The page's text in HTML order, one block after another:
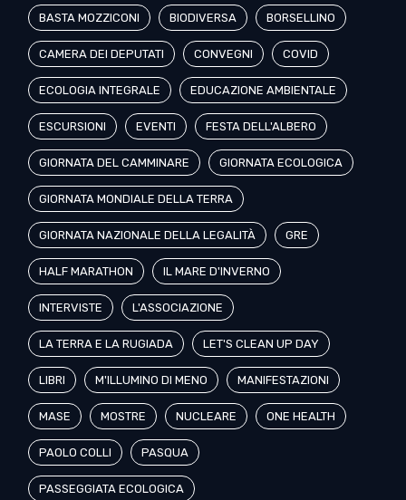
BASTA MOZZICONI BIODIVERSA BORSELLINO
CAMERA DEI DEPUTATI CONVEGNI COVID
ECOLOGIA INTEGRALE EDUCAZIONE AMBIENTALE
ESCURSIONI EVENTI FESTA DELL'ALBERO
GIORNATA DEL CAMMINARE GIORNATA ECOLOGICA
GIORNATA MONDIALE DELLA TERRA
GIORNATA NAZIONALE DELLA LEGALITÀ GRE
HALF MARATHON IL MARE D'INVERNO
INTERVISTE L'ASSOCIAZIONE
LA TERRA E LA RUGIADA LET'S CLEAN UP DAY
LIBRI M'ILLUMINO DI MENO MANIFESTAZIONI
MASE MOSTRE NUCLEARE ONE HEALTH
PAOLO COLLI PASQUA
PASSEGGIATA ECOLOGICA